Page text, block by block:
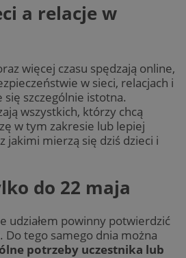
a relacje w
więcej czasu spędzają online,
w sieci, relacjach i
szczególnie istotna.
wszystkich, którzy chcą
w tym zakresie lub lepiej
jakimi mierzą się dziś dzieci i
do 22 maja
udziałem powinny potwierdzić
. Do tego samego dnia można
potrzeby uczestnika lub